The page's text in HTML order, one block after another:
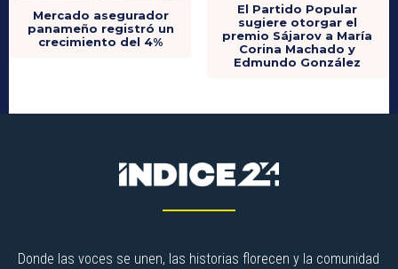
Mercado asegurador
panameño registró un
crecimiento del 4%
El Partido Popular
sugiere otorgar el
premio Sájarov a María
Corina Machado y
Edmundo González
Donde las voces se unen, las historias florecen y la comunidad